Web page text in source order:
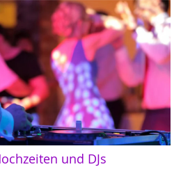
und DJs